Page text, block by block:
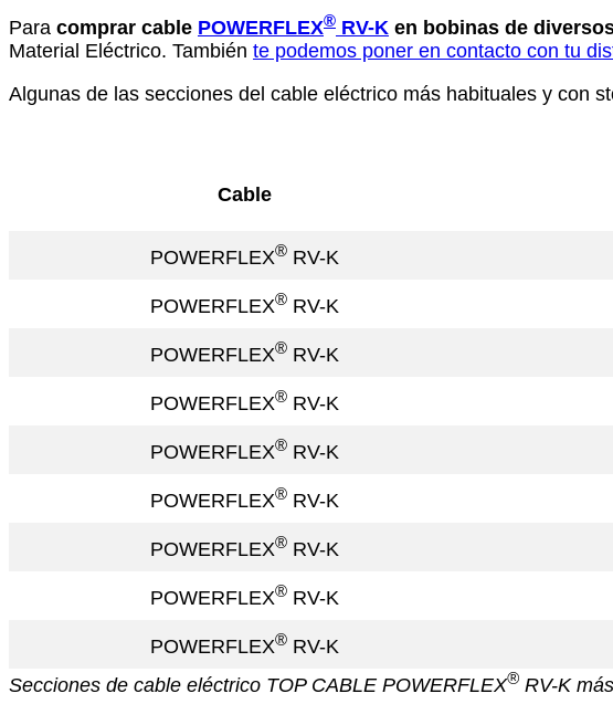
Para comprar cable POWERFLEX® RV-K en bobinas de
Material Eléctrico. También te podemos poner en contacto con tu
Algunas de las secciones del cable eléctrico más habituales y con
Cable
POWERFLEX®RV-K
POWERFLEX®RV-K
POWERFLEX®RV-K
POWERFLEX®RV-K
POWERFLEX®RV-K
POWERFLEX®RV-K
POWERFLEX®RV-K
POWERFLEX®RV-K
POWERFLEX®RV-K
Secciones de cable eléctrico TOP CABLE POWERFLEX® RV-K